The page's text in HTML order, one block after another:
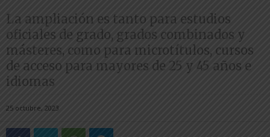
La ampliación es tanto para estudios
oficiales de grado, grados combinados y
másteres, como para microtítulos, cursos
de acceso para mayores de 25 y 45 años e
idiomas
25 octubre, 2023